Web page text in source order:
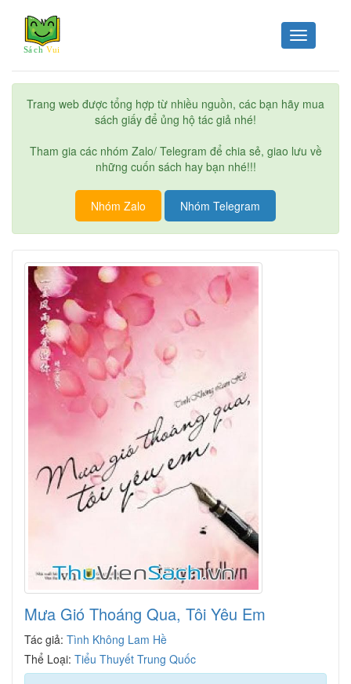
Toggle
navigation
Trang web được tổng hợp từ nhiều nguồn, các bạn hãy mua
sách giấy để ủng hộ tác giả nhé!
Tham gia các nhóm Zalo/ Telegram để chia sẻ, giao lưu về
những cuốn sách hay bạn nhé!!!
Nhóm Zalo Nhóm Telegram
Mưa Gió Thoáng Qua, Tôi Yêu Em
Tác giả: Tình Không Lam Hề
Thể Loại: Tiểu Thuyết Trung Quốc